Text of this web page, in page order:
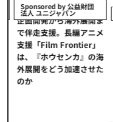
Sponsored by 公益財団
法人 ユニジャパン
企画開発から海外展開ま
で伴走支援。長編アニメ
支援「Film Frontier」
は、『ホウセンカ』の海
外展開をどう加速させた
のか